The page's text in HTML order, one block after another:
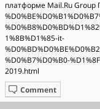
платформе Mail.Ru
1%8B%D1%85-it-
%D0%B7%D0%B0-
2019.html
Comment